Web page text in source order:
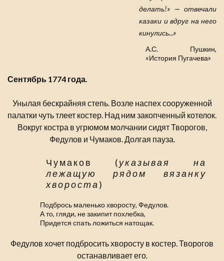
делать!» — отвечали
казаки и вдруг на него
кинулись...»
А.С. Пушкин,
«История Пугачева»
Сентябрь 1774 года.
Унылая бескрайняя степь. Возле наспех сооруженной
палатки чуть тлеет костер. Над ним закопченный котелок.
Вокруг костра в угрюмом молчании сидят Творогов,
Федулов и Чумаков. Долгая пауза.
Чумаков (указывая на
лежащую рядом вязанку
хвороста )
Подбрось маленько хворосту, Федулов.
А то, гляди, не закипит похлебка,
Придется спать ложиться натощак.
Федулов хочет подбросить хворосту в костер. Творогов
останавливает его.